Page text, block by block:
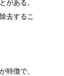
がある。
去するこ
特徴で、